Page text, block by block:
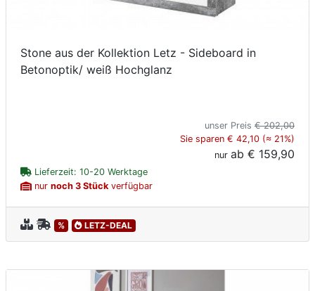
Stone aus der Kollektion Letz - Sideboard in
Betonoptik/ weiß Hochglanz
unser Preis € 202,00
Sie sparen € 42,10 (≈ 21%)
nur ab € 159,90
Lieferzeit: 10-20 Werktage
nur noch 3 Stückverfügbar
% LETZ-DEAL